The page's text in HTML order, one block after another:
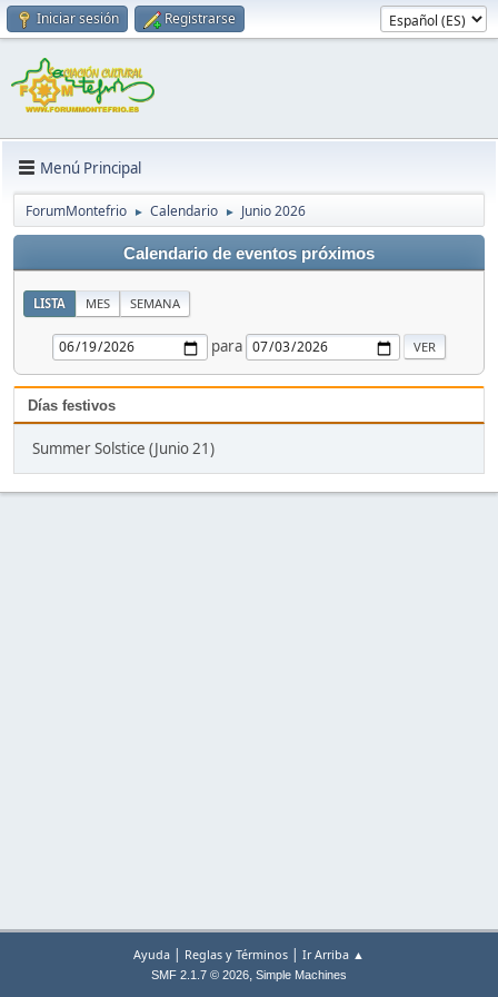
Iniciar sesión Registrarse
Menú Principal
ForumMontefrio ► Calendario ► Junio 2026
Calendario de eventos próximos
LISTA MES SEMANA
para
Días festivos
Summer Solstice (Junio 21)
Ayuda | Reglas y Términos | Ir Arriba ▲
SMF 2.1.7 © 2026, Simple Machines